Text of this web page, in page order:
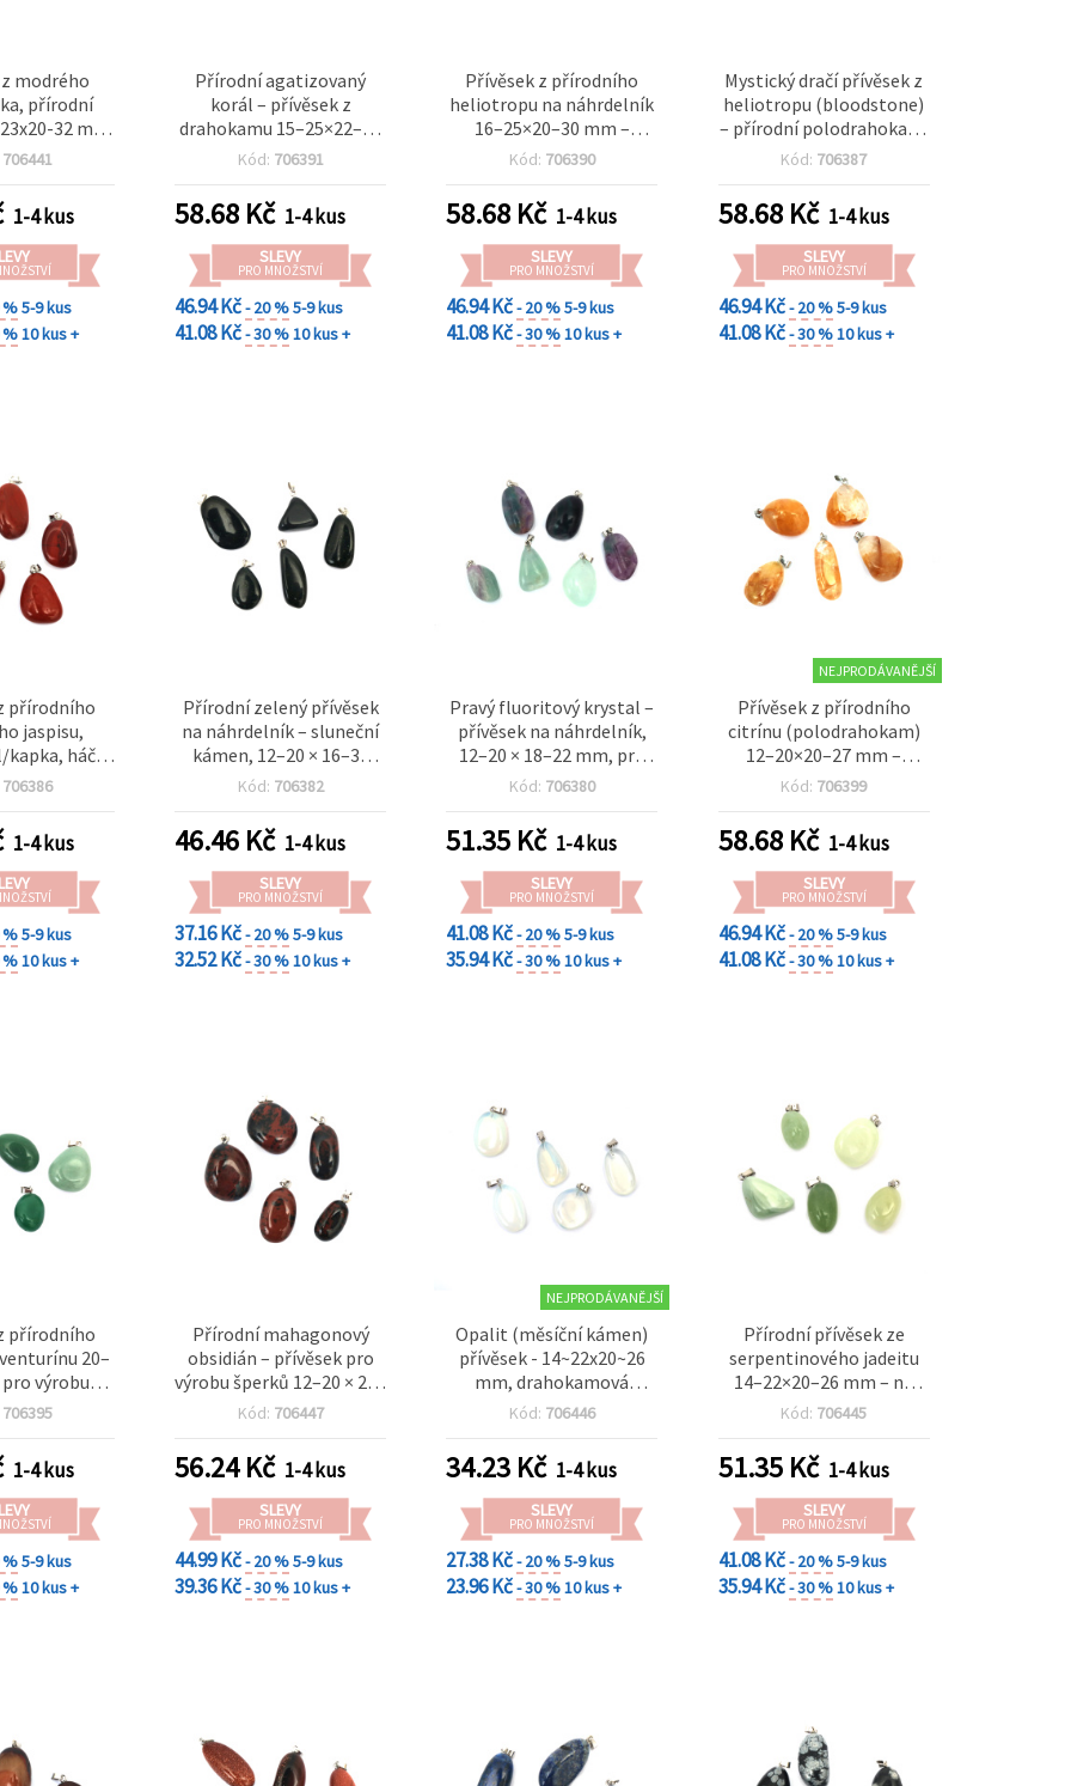
modrého
přírodní
32 mm
na výrobu
706441
1-4 kus
%5-9 kus
%10 kus +
Přírodní agatizovaný
korál – přívěsek z
drahokamu 15–25×22–30
mm (pro výrobu šperků a
Kód: 706391
58.68 Kč 1-4 kus
SLEVY
PRO MNOŽSTVÍ
46.94 Kč- 20 %5-9 kus
41.08 Kč- 30 %10 kus +
Přívěsek z přírodního
heliotropu na náhrdelník
16–25×20–30 mm –
komponent pro výrobu
Kód: 706390
58.68 Kč 1-4 kus
SLEVY
PRO MNOŽSTVÍ
46.94 Kč- 20 %5-9 kus
41.08 Kč- 30 %10 kus +
Mystický dračí přívěsek z
heliotropu (bloodstone)
– přírodní polodrahokam,
pravý epidot 14×20–20×28
Kód: 706387
58.68Kč 1-4 kus
SLEVY
PRO MNOŽSTVÍ
46.94 Kč- 20 %5-9 kus
41.08 Kč- 30 %10 kus +
přírodního
jaspisu,
háček
15–20 x
šperků
706386
1-4 kus
%5-9 kus
%10 kus +
Přírodní zelený přívěsek
na náhrdelník – sluneční
kámen, 12–20 × 16–32
mm (na výrobu šperků)
Kód: 706382
46.46 Kč 1-4 kus
SLEVY
PRO MNOŽSTVÍ
37.16 Kč- 20 %5-9 kus
32.52 Kč- 30 %10 kus +
Pravý fluoritový krystal –
přívěsek na náhrdelník,
12–20 × 18–22 mm, pro
DIY výrobu náhrdelníků a
Kód: 706380
51.35 Kč 1-4 kus
SLEVY
PRO MNOŽSTVÍ
41.08 Kč- 20 %5-9 kus
35.94 Kč- 30 %10 kus +
NEJPRODÁVANĚJŠÍ
Přívěsek z přírodního
citrínu (polodrahokam)
12–20×20–27 mm –
šperkařský komponent
Kód: 706399
58.68Kč 1-4 kus
SLEVY
PRO MNOŽSTVÍ
46.94 Kč- 20 %5-9 kus
41.08 Kč- 30 %10 kus +
přírodního
20–
výrobu
706395
1-4 kus
%5-9 kus
%10 kus +
Přírodní mahagonový
obsidián – přívěsek pro
výrobu šperků 12–20 × 20–
28 mm
Kód: 706447
56.24Kč 1-4 kus
SLEVY
PRO MNOŽSTVÍ
44.99 Kč- 20 %5-9 kus
39.36 Kč- 30 %10 kus +
NEJPRODÁVANĚJŠÍ
Opalit (měsíční kámen)
přívěsek - 14~22x20~26
mm, drahokamová
bižuterie pro tvoření
Kód: 706446
34.23 Kč 1-4 kus
SLEVY
PRO MNOŽSTVÍ
27.38 Kč- 20 %5-9 kus
23.96 Kč- 30 %10 kus +
Přírodní přívěsek ze
serpentinového jadeitu
14–22×20–26 mm – na
výrobu šperků
Kód: 706445
51.35Kč 1-4 kus
SLEVY
PRO MNOŽSTVÍ
41.08 Kč- 20 %5-9 kus
35.94 Kč- 30 %10 kus +